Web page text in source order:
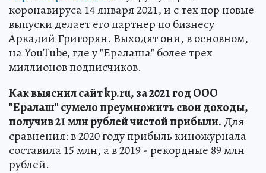
коронавируса 14 января 2021, и с тех пор новые
выпуски делает его партнер по бизнесу
Аркадий Григорян. Выходят они, в основном,
на YouTube, где у "Ералаша" более трех
миллионов подписчиков.
Как выяснил сайт kp.ru, за 2021 год ООО
"Ералаш" сумело преумножить свои доходы,
получив 21 млн рублей чистой прибыли. Для
сравнения: в 2020 году прибыль киножурнала
составила 15 млн, а в 2019 - рекордные 89 млн
рублей.